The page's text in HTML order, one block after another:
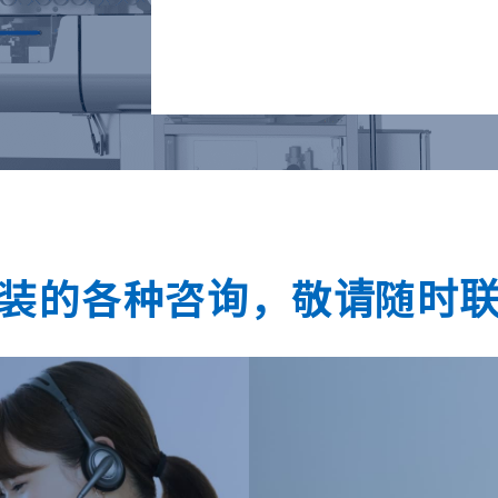
的各种咨询， 敬请随时